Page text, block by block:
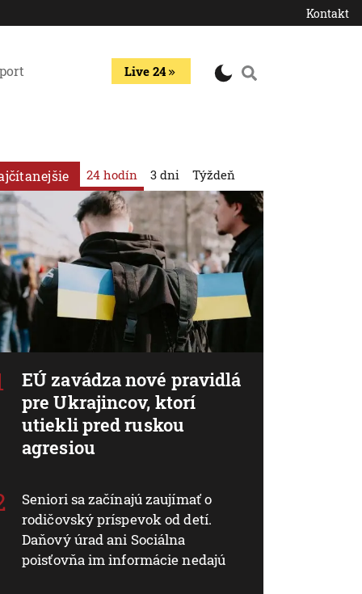
Kontakt
Live 24
24 hodín
EÚ zavádza nové pravidlá
pre Ukrajincov, ktorí
utiekli pred ruskou
agresiou
Seniori sa začínajú zaujímať o
rodičovský príspevok od detí.
Daňový úrad ani Sociálna
poisťovňa im informácie nedajú
3 dni Týždeň